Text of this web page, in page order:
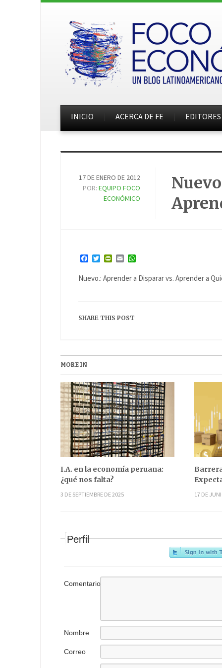
INICIO ACERCA DE FE EDITORES
17 DE ENERO DE 2012
POR:EQUIPO FOCO
ECONÓMICO
Facebook
TwitterPrintFriendly
Email
Nuevo.: Aprender a Disparar vs. Aprender a
SHARE THIS POST
MORE IN
I.A. en la economía peruana:
¿qué nos falta?
3 DE SEPTIEMBRE DE 2025 17 DE
Perfil
Comentario
Nombre
Correo